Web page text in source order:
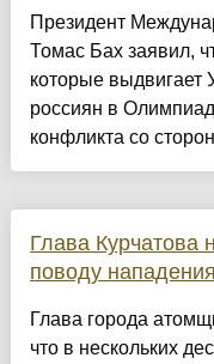
Президент
Томас Бах заявил,
которые выдвигает
россиян в
конфликта со
Глава Курчатова
поводу
Глава города
что в нескольких